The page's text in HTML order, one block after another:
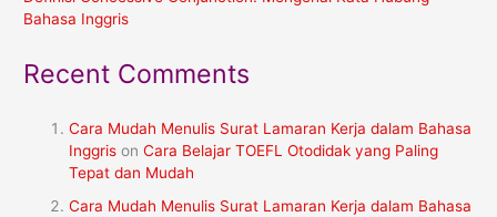
Bahasa Inggris
Recent Comments
Cara Mudah Menulis Surat Lamaran Kerja dalam Bahasa
Inggris onCara Belajar TOEFL Otodidak yang Paling
Tepat dan Mudah
Cara Mudah Menulis Surat Lamaran Kerja dalam Bahasa